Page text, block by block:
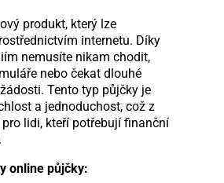
produkt, který lze
internetu. Díky
nemusíte nikam chodit,
nebo čekat dlouhé
Tento typ půjčky je
a jednoduchost, což z
lidi, kteří potřebují finanční
online půjčky: